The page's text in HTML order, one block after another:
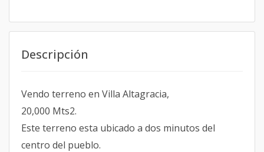
Descripción
Vendo terreno en Villa Altagracia,
20,000 Mts2.
Este terreno esta ubicado a dos minutos del
centro del pueblo.